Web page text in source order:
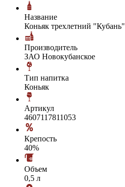
Название
Коньяк трехлетний "Кубань"
Производитель
ЗАО Новокубанское
Тип напитка
Коньяк
Артикул
4607117811053
Крепость
40%
Объем
0,5 л